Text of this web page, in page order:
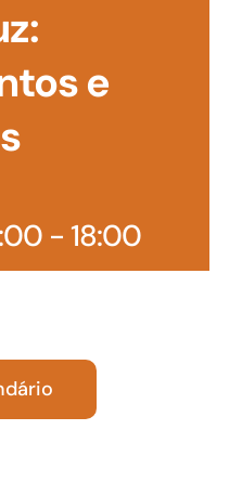
e
- 18:00